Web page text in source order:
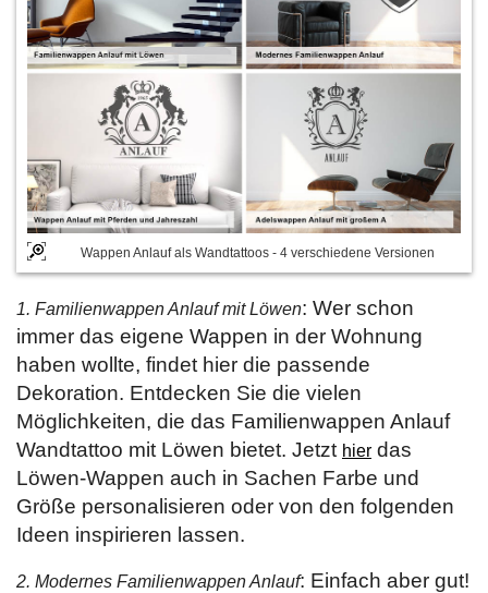
Wappen Anlauf als Wandtattoos - 4 verschiedene Versionen
1. Familienwappen Anlauf mit Löwen: Wer schon
immer das eigene Wappen in der Wohnung
haben wollte, findet hier die passende
Dekoration. Entdecken Sie die vielen
Möglichkeiten, die das Familienwappen Anlauf
Wandtattoo mit Löwen bietet. Jetzt hier das
Löwen-Wappen auch in Sachen Farbe und
Größe personalisieren oder von den folgenden
Ideen inspirieren lassen.
2. Modernes Familienwappen Anlauf: Einfach aber gut!